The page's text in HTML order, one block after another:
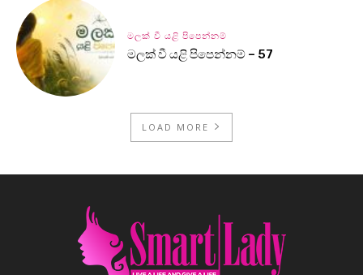
මලක් වී යළි පිපෙන්නම්
මලක් වී යළි පිපෙන්නම් – 57
LOAD MORE